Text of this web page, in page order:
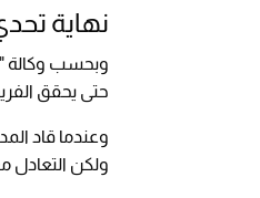
نهاية
وبحسب وكالة
حتى يحقق
ولكن التعادل